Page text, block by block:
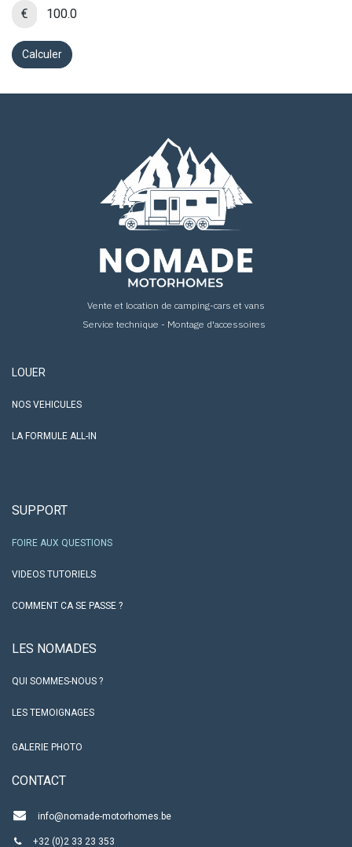
€
Calculer
Vente et location de camping-cars et vans
Service technique - Montage d'accessoires
LOUER
NOS VEHICULES
LA FORMULE ALL-IN
SUPPORT
FOIRE AUX QUESTIONS
VIDEOS TUTORIELS
COMMENT CA SE PASSE ?
LES NO​MADES
QUI SOMMES-NOUS ?
LES TEMOIGNAGES
GALERIE PHOTO
CO​NTACT
info@nomade-motorhomes.be
+32 (0)2 33 23 353